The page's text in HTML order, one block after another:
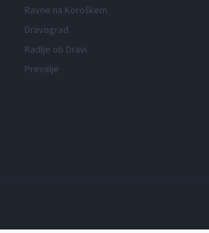
Ravne na Koroškem
Dravograd
Radlje ob Dravi
Prevalje